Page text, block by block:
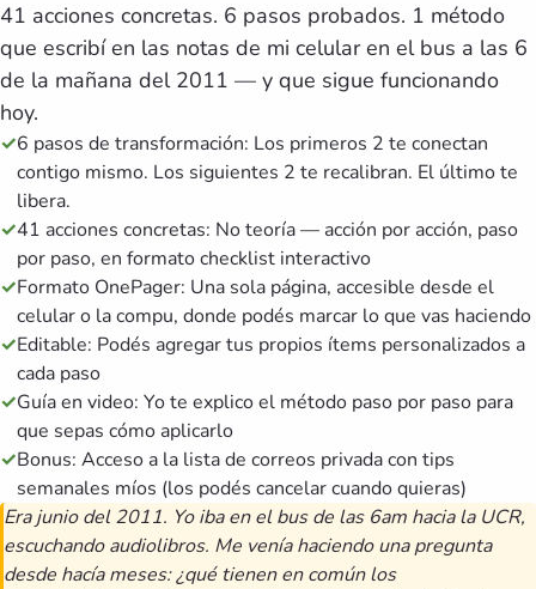
41 acciones concretas. 6 pasos probados. 1 método
que escribí en las notas de mi celular en el bus a las 6
de la mañana del 2011 — y que sigue funcionando
hoy.
✓6 pasos de transformación: Los primeros 2 te conectan
contigo mismo. Los siguientes 2 te recalibran. El último te
libera.
✓41 acciones concretas: No teoría — acción por acción, paso
por paso, en formato checklist interactivo
✓Formato OnePager: Una sola página, accesible desde el
celular o la compu, donde podés marcar lo que vas haciendo
✓Editable: Podés agregar tus propios ítems personalizados a
cada paso
✓Guía en video: Yo te explico el método paso por paso para
que sepas cómo aplicarlo
✓Bonus: Acceso a la lista de correos privada con tips
semanales míos (los podés cancelar cuando quieras)
Era junio del 2011. Yo iba en el bus de las 6am hacia la UCR,
escuchando audiolibros. Me venía haciendo una pregunta
desde hacía meses: ¿qué tienen en común los